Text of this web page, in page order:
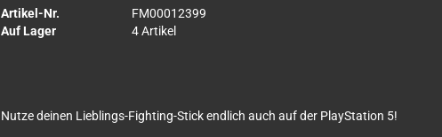
Artikel-Nr.
FM00012399
Auf Lager
4 Artikel
Nutze deinen Lieblings-Fighting-Stick endlich auch auf der PlayStation 5!